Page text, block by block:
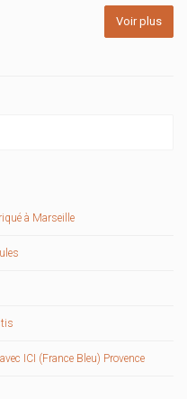
Voir plus
à Marseille
ICI (France Bleu) Provence